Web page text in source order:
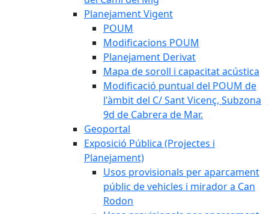
Planejament Vigent
POUM
Modificacions POUM
Planejament Derivat
Mapa de soroll i capacitat acústica
Modificació puntual del POUM de
l'àmbit del C/ Sant Vicenç, Subzona
9d de Cabrera de Mar.
Geoportal
Exposició Pública (Projectes i
Planejament)
Usos provisionals per aparcament
públic de vehicles i mirador a Can
Rodon